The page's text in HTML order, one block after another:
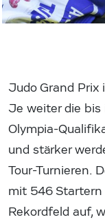
Judo Grand Prix
Je weiter die bis
Olympia-
und stärker
Tour-Turnieren.
mit 546
Rekordfeld auf,